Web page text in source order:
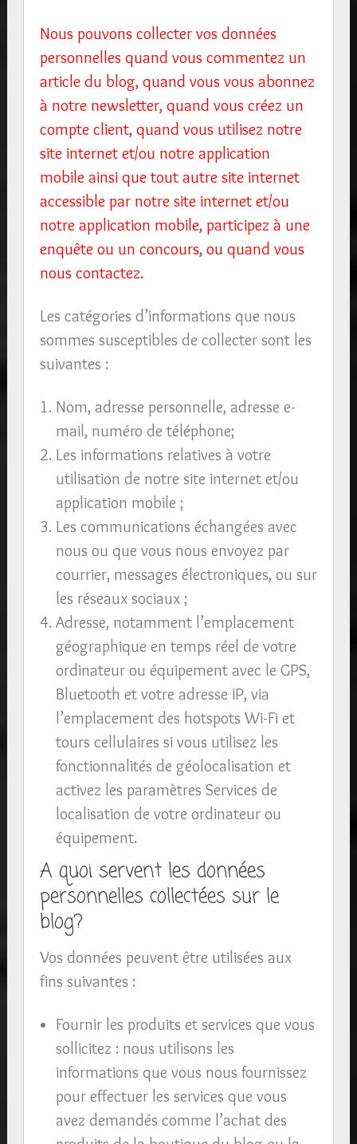
Nous pouvons collecter vos données
personnelles quand vous commentez un
article du blog, quand vous vous abonnez
à notre newsletter, quand vous créez un
compte client, quand vous utilisez notre
site internet et/ou notre application
mobile ainsi que tout autre site internet
accessible par notre site internet et/ou
notre application mobile, participez à une
enquête ou un concours, ou quand vous
nous contactez.
Les catégories d’informations que nous
sommes susceptibles de collecter sont les
suivantes :
Nom, adresse personnelle, adresse e-
mail, numéro de téléphone;
Les informations relatives à votre
utilisation de notre site internet et/ou
application mobile ;
Les communications échangées avec
nous ou que vous nous envoyez par
courrier, messages électroniques, ou sur
les réseaux sociaux ;
Adresse, notamment l’emplacement
géographique en temps réel de votre
ordinateur ou équipement avec le GPS,
Bluetooth et votre adresse IP, via
l’emplacement des hotspots Wi-Fi et
tours cellulaires si vous utilisez les
fonctionnalités de géolocalisation et
activez les paramètres Services de
localisation de votre ordinateur ou
équipement.
A quoi servent les données
personnelles collectées sur le
blog?
Vos données peuvent être utilisées aux
fins suivantes :
Fournir les produits et services que vous
sollicitez : nous utilisons les
informations que vous nous fournissez
pour effectuer les services que vous
avez demandés comme l’achat des